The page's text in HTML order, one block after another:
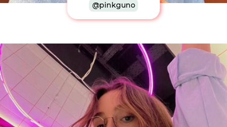
@pinkguno